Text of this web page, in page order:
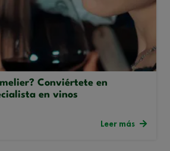
Conviértete en
en vinos
Leer más